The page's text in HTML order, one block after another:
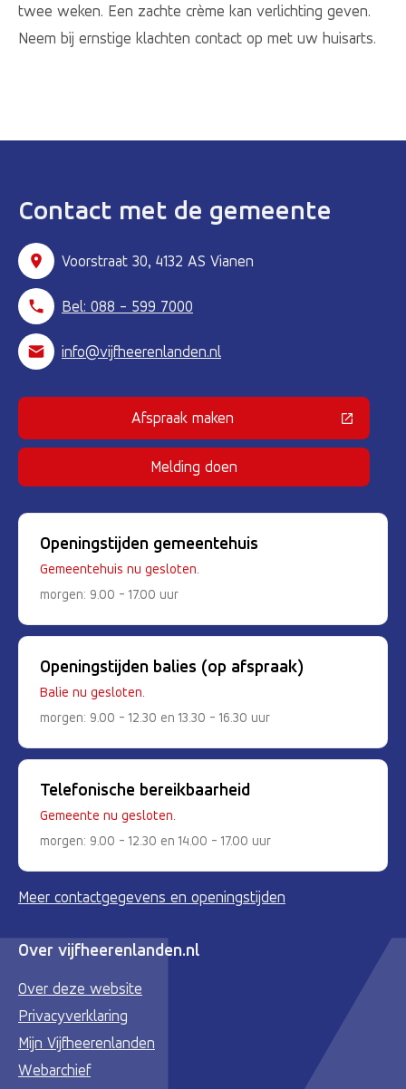
twee weken. Een zachte crème kan verlichting geven.
Neem bij ernstige klachten contact op met uw huisarts.
Contact met de gemeente
Voorstraat 30, 4132 AS Vianen
Bel: 088 - 599 7000
info@vijfheerenlanden.nl
Afspraak maken(Deze link gaat naar een externe
Melding doen
Openingstijden gemeentehuis
Gemeentehuis nu gesloten.
morgen: 9.00 - 17.00 uur
Openingstijden balies (op afspraak)
Balie nu gesloten.
morgen: 9.00 - 12.30 en 13.30 - 16.30 uur
Telefonische bereikbaarheid
Gemeente nu gesloten.
morgen: 9.00 - 12.30 en 14.00 - 17.00 uur
Meer contactgegevens en openingstijden
Over vijfheerenlanden.nl
Over deze website
Privacyverklaring
Mijn Vijfheerenlanden
Webarchief